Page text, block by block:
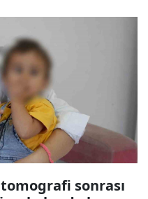
sonrası